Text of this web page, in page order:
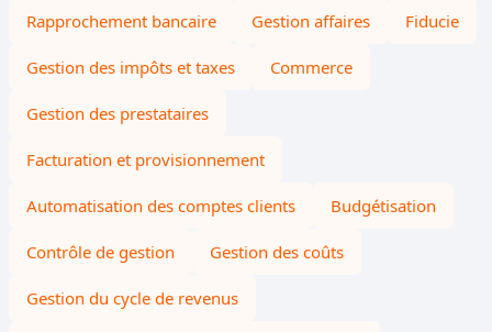
Rapprochement bancaire Gestion affaires Fiducie
Gestion des impôts et taxes Commerce
Gestion des prestataires
Facturation et provisionnement
Automatisation des comptes clients Budgétisation
Contrôle de gestion Gestion des coûts
Gestion du cycle de revenus